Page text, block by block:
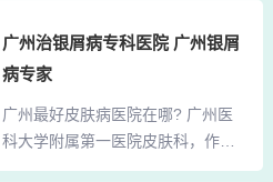
还可以 关于这个问题我还是了解一
点的哦。你先不要苦恼，牛皮癣是
在红斑上反复出现多层银白色干燥
鳞屑，剥去鳞屑有明显的...
团队由多名在牛皮癣疾病治疗领域
有着深厚造诣的专家和教授构成，
及享受国务院特殊津贴的专家学
者，他们亲临医院为患者提供诊疗
服务。2、陶家喜，副主任医师，19
广州治银屑病专科医院 广州银屑
病专家
广州最好皮肤病医院在哪? 广州医
科大学附属第一医院皮肤科，作为
国内知名的皮肤科专科医院，拥有